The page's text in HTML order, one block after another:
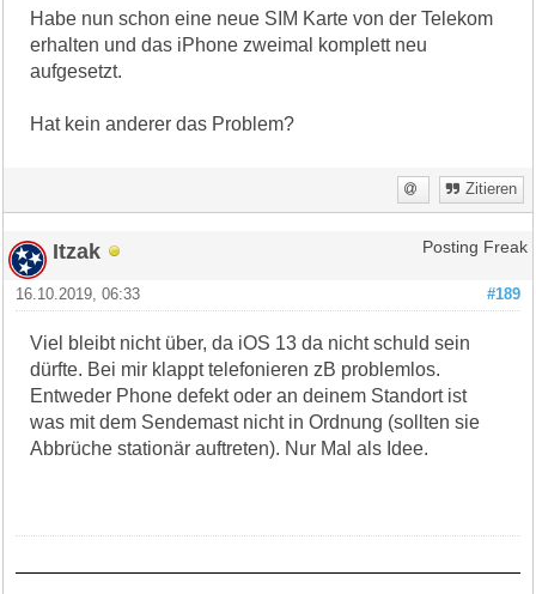
Habe nun schon eine neue SIM Karte von der Telekom
erhalten und das iPhone zweimal komplett neu
aufgesetzt.
Hat kein anderer das Problem?
Zitieren
Itzak Posting Freak
#189
16.10.2019, 06:33
Viel bleibt nicht über, da iOS 13 da nicht schuld sein
dürfte. Bei mir klappt telefonieren zB problemlos.
Entweder Phone defekt oder an deinem Standort ist
was mit dem Sendemast nicht in Ordnung (sollten sie
Abbrüche stationär auftreten). Nur Mal als Idee.